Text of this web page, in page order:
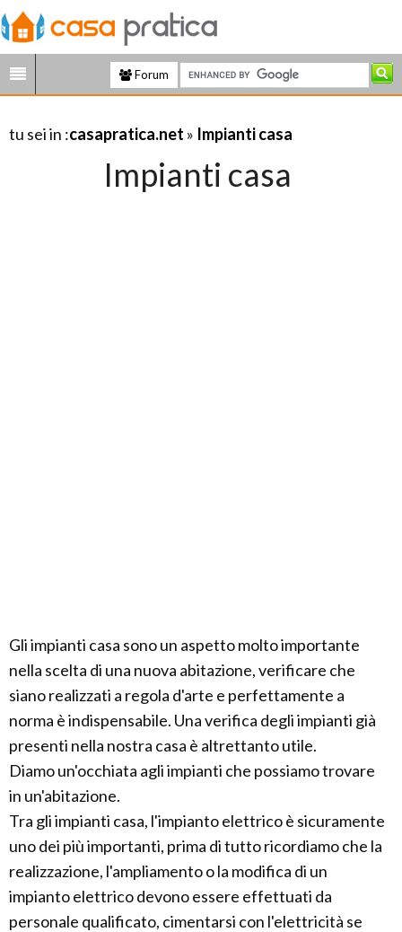
Forum
tu sei in :casapratica.net » Impianti casa
Impianti casa
Gli impianti casa sono un aspetto molto importante
nella scelta di una nuova abitazione, verificare che
siano realizzati a regola d'arte e perfettamente a
norma è indispensabile. Una verifica degli impianti già
presenti nella nostra casa è altrettanto utile.
Diamo un'occhiata agli impianti che possiamo trovare
in un'abitazione.
Tra gli impianti casa, l'impianto elettrico è sicuramente
uno dei più importanti, prima di tutto ricordiamo che la
realizzazione, l'ampliamento o la modifica di un
impianto elettrico devono essere effettuati da
personale qualificato, cimentarsi con l'elettricità se